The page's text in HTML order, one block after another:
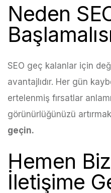
Neden
SEO geç kalanlar için
avantajlıdır. Her gün
ertelenmiş fırsatlar
görünürlüğünüzü
geçin.
Hemen
İletişime